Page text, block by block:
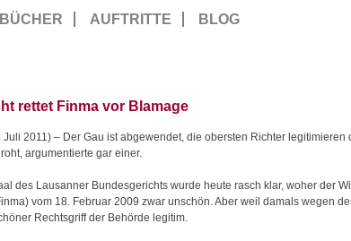
BÜCHER AUFTRITTE BLOG
rettet Finma vor Blamage
2011) – Der Gau ist abgewendet, die obersten Richter
argumentierte gar einer.
des Lausanner Bundesgerichts wurde heute rasch klar, woher der
vom 18. Februar 2009 zwar unschön. Aber weil damals wegen
Rechtsgriff der Behörde legitim.